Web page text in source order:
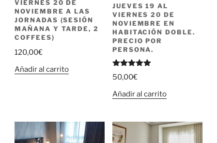
VIERNES 20 DE
NOVIEMBRE A LAS
JORNADAS (SESIÓN
MAÑANA Y TARDE, 2
COFFEES)
120,00€
Añadir al carrito
JUEVES 19 AL
VIERNES 20 DE
NOVIEMBRE EN
HABITACIÓN DOBLE.
PRECIO POR
PERSONA.
Valorado
con5.00
50,00€
Añadir al carrito